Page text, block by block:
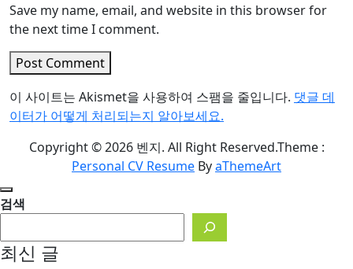
Save my name, email, and website in this browser for
the next time I comment.
Post Comment
이 사이트는 Akismet을 사용하여 스팸을 줄입니다. 댓글 데
이터가 어떻게 처리되는지 알아보세요.
Copyright © 2026 벤지. All Right Reserved.Theme :
Personal CV Resume ByaThemeArt
검색
최신 글